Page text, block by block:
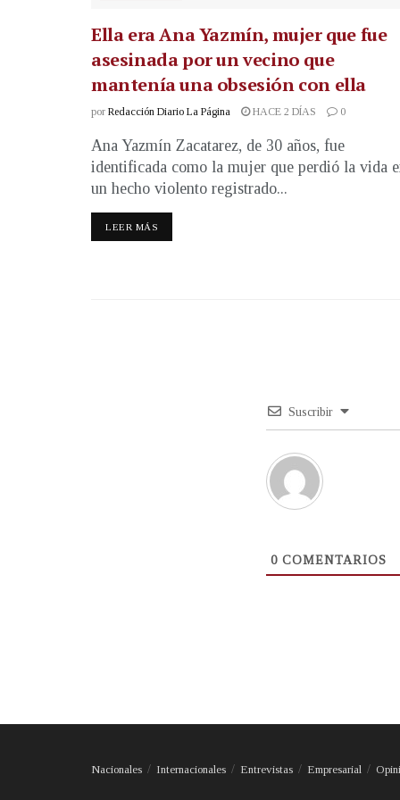
Ella era Ana Yazmín, mujer que fue
asesinada por un vecino que
mantenía una obsesión con ella
por Redacción Diario La Página HACE 2 DÍAS 0
Ana Yazmín Zacatarez, de 30 años, fue
identificada como la mujer que perdió la vida
un hecho violento registrado...
LEER MÁS
Suscribir
0 COMENTARIOS
Nacionales Internacionales Entrevistas Empresarial